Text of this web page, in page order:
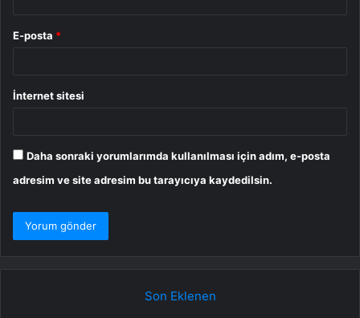
E-posta *
İnternet sitesi
Daha sonraki yorumlarımda kullanılması için adım, e-posta
adresim ve site adresim bu tarayıcıya kaydedilsin.
Son Eklenen